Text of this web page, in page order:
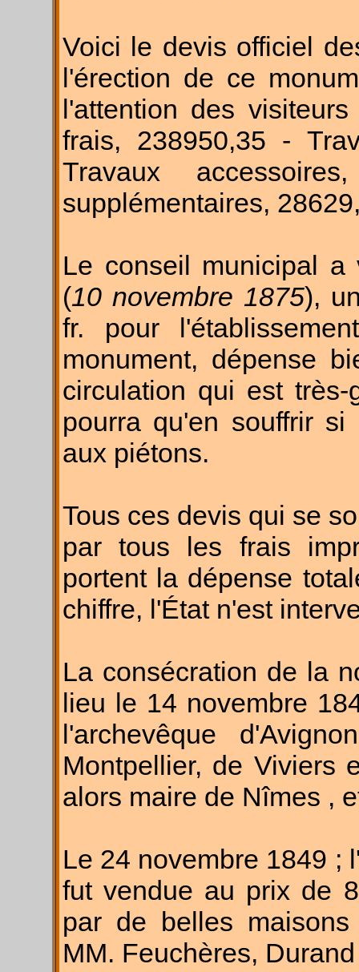
Voici le devis officiel
l'érection de ce
l'attention des
frais, 238950,35 -
Travaux
supplémentaires,
Le conseil municipal
(10 novembre 1875),
fr. pour
monument, dépense
circulation qui est
pourra qu'en souffrir
aux piétons.
Tous ces devis qui se
par tous les frais
portent la dépense
chiffre, l'État n'est
La consécration de la
lieu le 14 novembre
l'archevêque
Montpellier, de Viviers
alors maire de Nîmes ,
Le 24 novembre 1849 ;
fut vendue au prix de
par de belles
MM. Feuchères,